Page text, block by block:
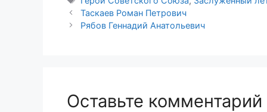
Таскаев Роман Петрович
Рябов Геннадий Анатольевич
Оставьте комментарий